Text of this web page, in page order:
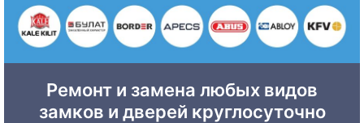
Ремонт и замена любых видов
замков и дверей круглосуточно